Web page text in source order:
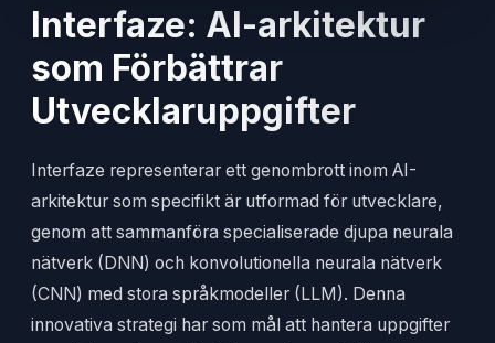
Interfaze: AI-arkitektur
som Förbättrar
Utvecklaruppgifter
Interfaze representerar ett genombrott inom AI-
arkitektur som specifikt är utformad för utvecklare,
genom att sammanföra specialiserade djupa neurala
nätverk (DNN) och konvolutionella neurala nätverk
(CNN) med stora språkmodeller (LLM). Denna
innovativa strategi har som mål att hantera uppgifter